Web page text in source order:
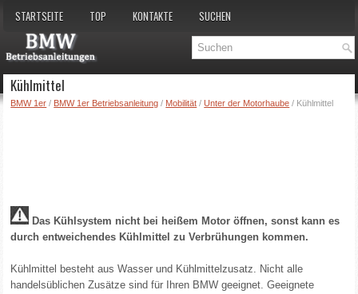
STARTSEITE TOP KONTAKTE SUCHEN
Kühlmittel
BMW 1er / BMW 1er Betriebsanleitung / Mobilität /Unter der Motorhaube / Kühlmittel
Das Kühlsystem nicht bei heißem Motor öffnen, sonst kann es
durch entweichendes Kühlmittel zu Verbrühungen kommen.
Kühlmittel besteht aus Wasser und Kühlmittelzusatz. Nicht alle
handelsüblichen Zusätze sind für Ihren BMW geeignet. Geeignete